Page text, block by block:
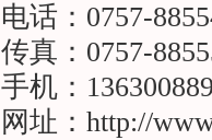
电话：0757-
传真：0757-
手机：
网址：http://